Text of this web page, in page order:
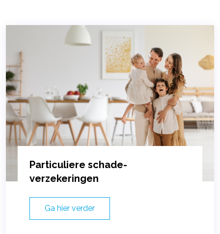
Particuliere schade-
verzekeringen
Ga hier verder